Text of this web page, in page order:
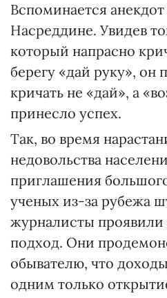
Вспоминается
Насреддине. Увидев
который напрасно
берегу «дай руку», он
кричать не «дай», а
принесло успех.
Так, во время
недовольства
приглашения
ученых из-за рубежа
журналисты
подход. Они
обывателю, что
одним только